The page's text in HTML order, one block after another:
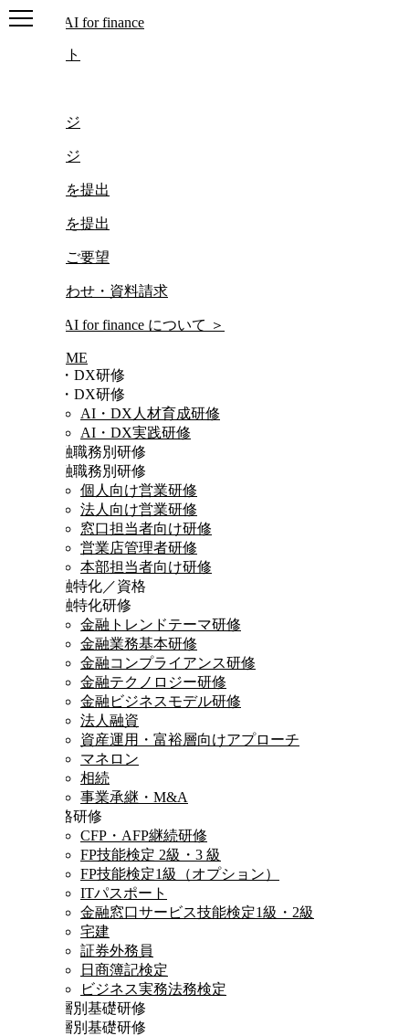
ログアウト
マイページ
マイページ
レポートを提出
レポートを提出
研修動画ご要望
お問い合わせ・資料請求
について ＞
HOME
AI・DX研修
AI・DX研修
AI・DX人材育成研修
AI・DX実践研修
金融職務別研修
金融職務別研修
個人向け営業研修
法人向け営業研修
窓口担当者向け研修
営業店管理者研修
本部担当者向け研修
金融特化／資格
金融特化研修
金融トレンドテーマ研修
金融業務基本研修
金融コンプライアンス研修
金融テクノロジー研修
金融ビジネスモデル研修
法人融資
資産運用・富裕層向けアプローチ
マネロン
相続
事業承継・M&A
資格研修
CFP・AFP継続研修
FP技能検定 2級・3 級
FP技能検定1級（オプション）
ITパスポート
金融窓口サービス技能検定1級・2級
宅建
証券外務員
日商簿記検定
ビジネス実務法務検定
階層別基礎研修
階層別基礎研修